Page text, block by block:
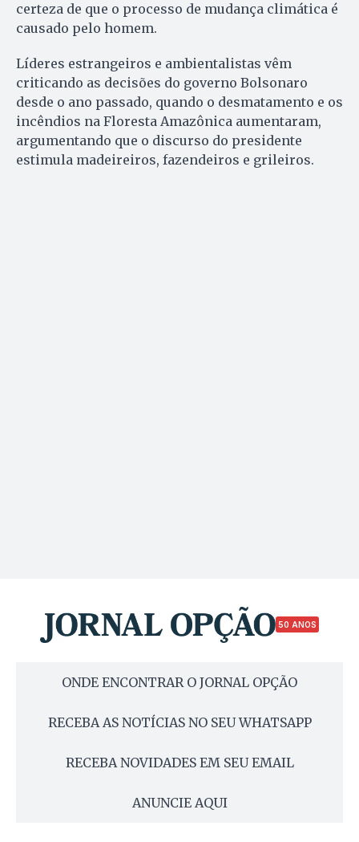
certeza de que o processo de mudança climática é
causado pelo homem.
Líderes estrangeiros e ambientalistas vêm
criticando as decisões do governo Bolsonaro
desde o ano passado, quando o desmatamento e os
incêndios na Floresta Amazônica aumentaram,
argumentando que o discurso do presidente
estimula madeireiros, fazendeiros e grileiros.
50 ANOS
ONDE ENCONTRAR O JORNAL OPÇÃO
RECEBA AS NOTÍCIAS NO SEU WHATSAPP
RECEBA NOVIDADES EM SEU EMAIL
ANUNCIE AQUI